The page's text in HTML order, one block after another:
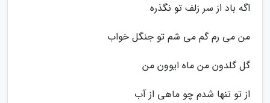
اگه باد از سر زلف تو نگذره
من می رم گم می شم تو جنگل خواب
گل گلدون من ماه ایوون من
از تو تنها شدم چو ماهی از آب